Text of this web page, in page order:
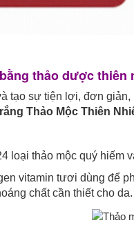
thảo dược thiên
tạo sự tiện lợi, đơn
Thảo Mộc Thiên
loại thảo mộc quý hiếm
vitamin tươi dùng để
chất cần thiết cho da.